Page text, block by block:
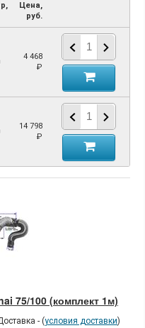
Цена,
руб.
4 468
₽
14 798
₽
75/100 (комплект 1м)
- (условия доставки)